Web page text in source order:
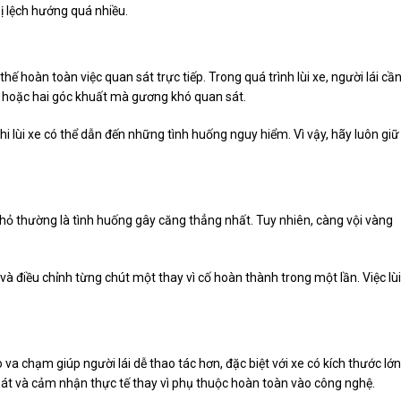
hướng quá nhiều.
hoàn toàn việc quan sát trực tiếp. Trong quá trình lùi xe, người lái cần
hai góc khuất mà gương khó quan sát.
lùi xe có thể dẫn đến những tình huống nguy hiểm. Vì vậy, hãy luôn giữ
thường là tình huống gây căng thẳng nhất. Tuy nhiên, càng vội vàng
điều chỉnh từng chút một thay vì cố hoàn thành trong một lần. Việc lùi
chạm giúp người lái dễ thao tác hơn, đặc biệt với xe có kích thước
và cảm nhận thực tế thay vì phụ thuộc hoàn toàn vào công nghệ.